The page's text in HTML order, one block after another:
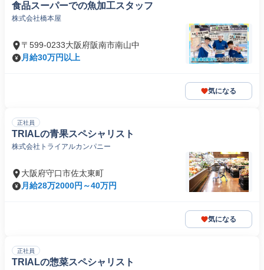
食品スーパーでの魚加工スタッフ
株式会社橋本屋
〒599-0233大阪府阪南市南山中
月給30万円以上
気になる
正社員
TRIALの青果スペシャリスト
株式会社トライアルカンパニー
大阪府守口市佐太東町
月給28万2000円～40万円
気になる
正社員
TRIALの惣菜スペシャリスト